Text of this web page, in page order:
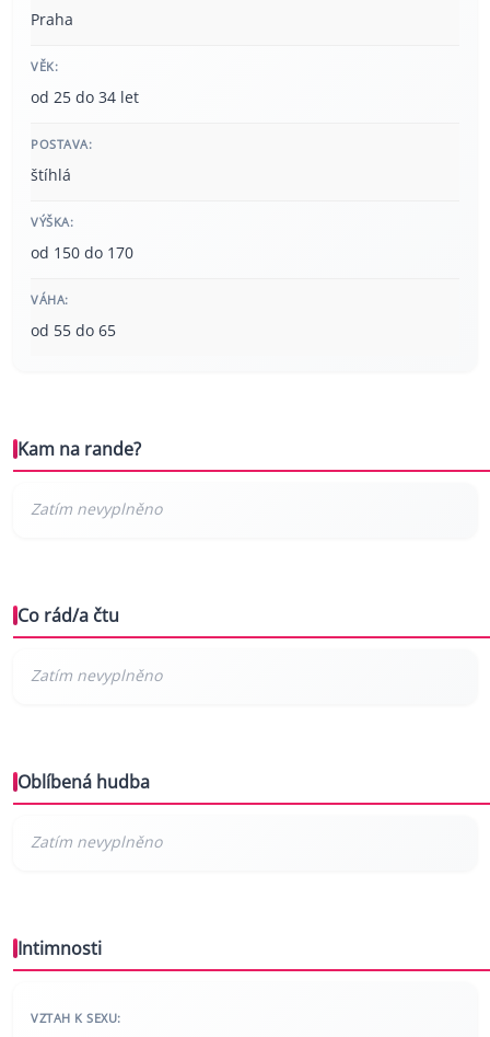
Praha
VĚK:
od 25 do 34 let
POSTAVA:
štíhlá
VÝŠKA:
od 150 do 170
VÁHA:
od 55 do 65
Kam na rande?
Co rád/a čtu
Oblíbená hudba
Intimnosti
VZTAH K SEXU: